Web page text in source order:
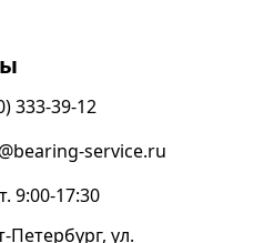
333-39-12
service.ru
Петербург, ул.
9:00-17:30